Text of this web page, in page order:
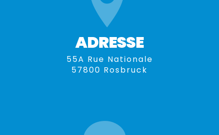
ADRESSE
55A Rue Nationale
57800 Rosbruck